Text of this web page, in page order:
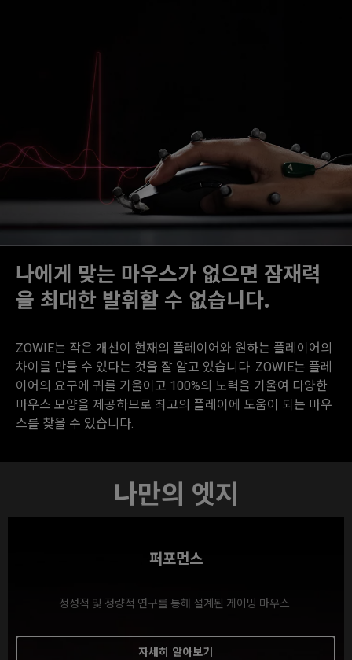
나에게 맞는 마우스가 없으면 잠재력
을 최대한 발휘할 수 없습니다.
ZOWIE는 작은 개선이 현재의 플레이어와 원하는 플레이어의
차이를 만들 수 있다는 것을 잘 알고 있습니다. ZOWIE는 플레
이어의 요구에 귀를 기울이고 100%의 노력을 기울여 다양한
마우스 모양을 제공하므로 최고의 플레이에 도움이 되는 마우
스를 찾을 수 있습니다.
나만의 엣지
퍼포먼스
정성적 및 정량적 연구를 통해 설계된 게이밍 마우스.
자세히 알아보기